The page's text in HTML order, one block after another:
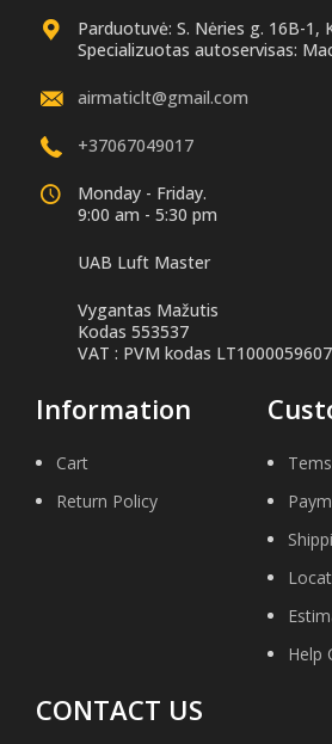
Parduotuvė: S. Nėries g. 16B-1,
Specializuotas autoservisas:
airmaticlt@gmail.com
+37067049017
Monday - Friday.
9:00 am - 5:30 pm
UAB Luft Master
Vygantas Mažutis
Kodas 553537
VAT : PVM kodas
Information
Cart
Return Policy
Help
CONTACT US